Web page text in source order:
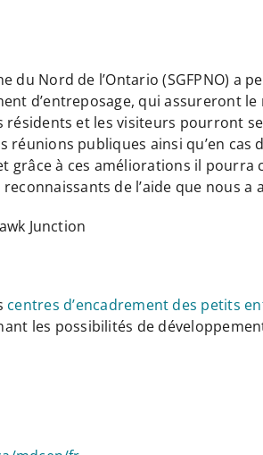
Nord de l’Ontario (SGFPNO) a
d’entreposage, qui assureront
et les visiteurs pourront
publiques ainsi qu’en cas
à ces améliorations il
de l’aide que nous a
Junction
centres d’encadrement des petits
les possibilités de